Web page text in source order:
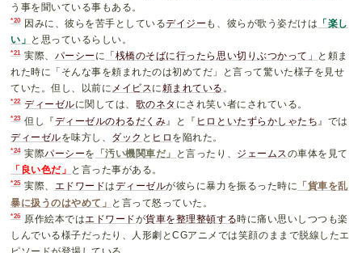
う事を聞いている事もある。
*20 因みに、彼らを苦手としているデイジー も、彼らが歌う姿だけは 「楽し
い」
と思っているらしい。
*21 実際、 パーシー に 「桟橋のそばに行ったら思い切りぶつかって」
と頼ま
れた時に「そんな事を頼まれたのは初めてだ」と言って驚いた様子を見せ
ていた。但し、以前に メイビス に頼まれている 。
*22 ディーゼルに関しては、 歌のネタ にされ笑い者にされている。
*23 但し『ディーゼルのわるだくみ 』と『 ヒロといたずらかしゃたち 』では
ディーゼルを味方し、 ダック と ヒロ を陥れた。
*24 実際パーシーを 「汚い機関車だ」 と言ったり、 ジェームス の車体を見て
「良い色だ」
と言った事がある。
*25 実際、 エドワードはディーゼルが彼らに暴力を振るった時に 「貨車を乱
暴に扱うのはやめて」
と言って怒っていた。
*26 原作絵本ではエドワードが貨車を整理整頓する時に痛い思いしつつも楽
しんでいる様子だったり、人形劇とCGアニメでは笑顔のままで脱線したエ